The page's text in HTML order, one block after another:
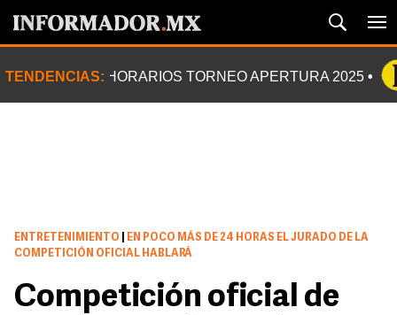
TENDENCIAS: HORARIOS TORNEO APERTURA 2025
ENTRETENIMIENTO
EN POCO MÁS DE 24 HORAS EL JURADO DE LA
COMPETICIÓN OFICIAL HABLARÁ
Competición oficial de